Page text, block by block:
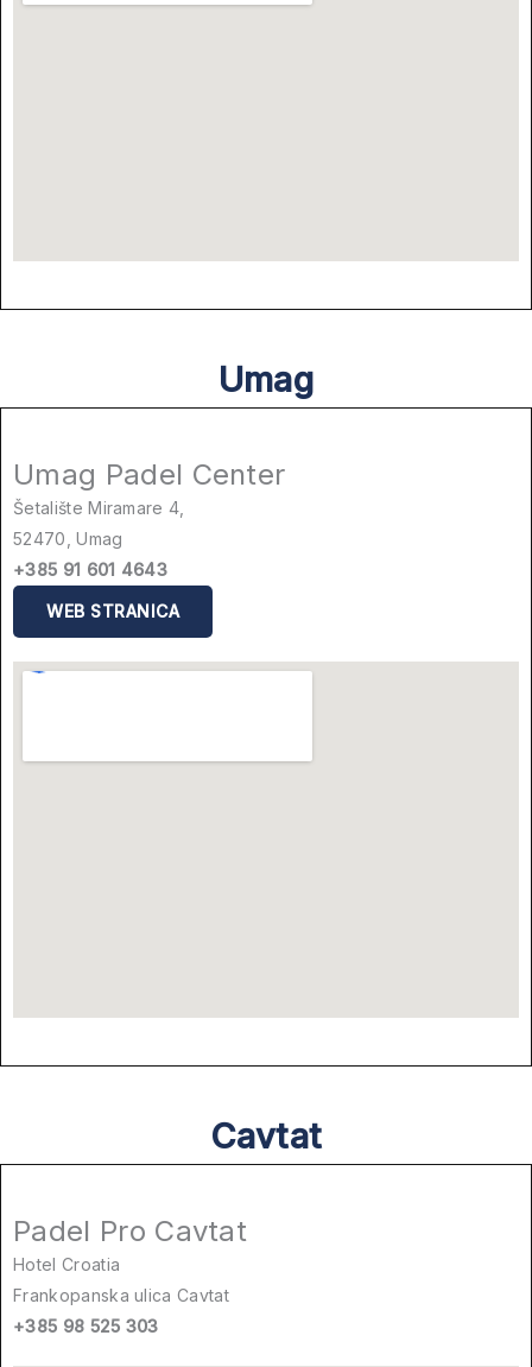
Umag
Umag Padel Center
Šetalište Miramare 4,
52470, Umag
+385 91 601 4643
WEB STRANICA
Cavtat
Padel Pro Cavtat
Hotel Croatia
Frankopanska ulica Cavtat
+385 98 525 303